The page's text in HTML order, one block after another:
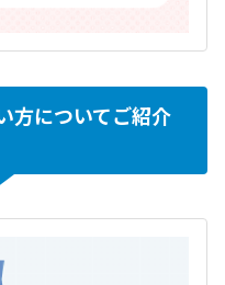
方についてご紹介